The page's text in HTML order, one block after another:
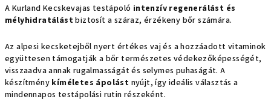
A Kurland Kecskevajas testápoló intenzív regenerálást és
mélyhidratálástbiztosít a száraz, érzékeny bőr számára.
Az alpesi kecsketejből nyert értékes vaj és a hozzáadott vitaminok
együttesen támogatják a bőr természetes védekezőképességét,
visszaadva annak rugalmasságát és selymes puhaságát. A
készítmény kíméletes ápolást nyújt, így ideális választás a
mindennapos testápolási rutin részeként.